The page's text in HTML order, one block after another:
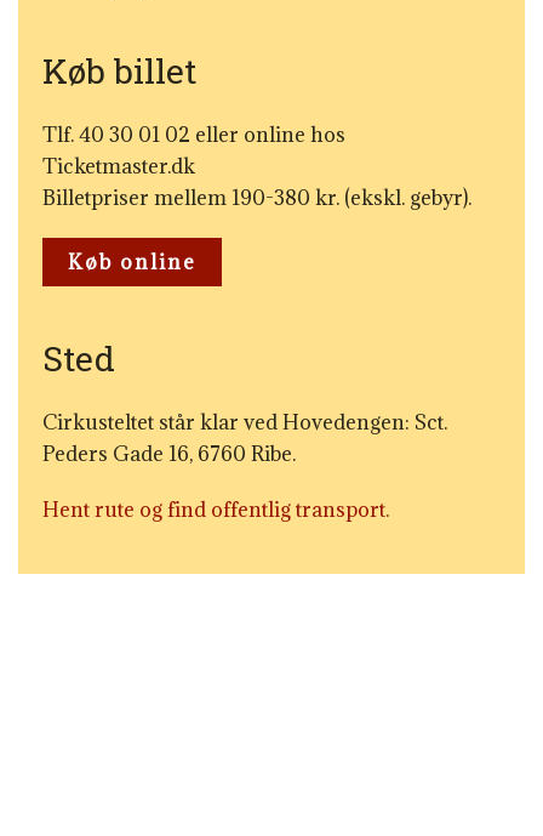
Køb billet
Tlf. 40 30 01 02 eller online hos
Ticketmaster.dk
Billetpriser mellem 190-380 kr. (ekskl. gebyr).
Køb online
Sted
Cirkusteltet står klar ved Hovedengen: Sct.
Peders Gade 16, 6760 Ribe.
Hent rute og find offentlig transport.